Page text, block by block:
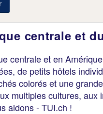
centrale et
centrale et en
de petits hôtels
colorés et une
multiples cultures,
aidons - TUI.ch !